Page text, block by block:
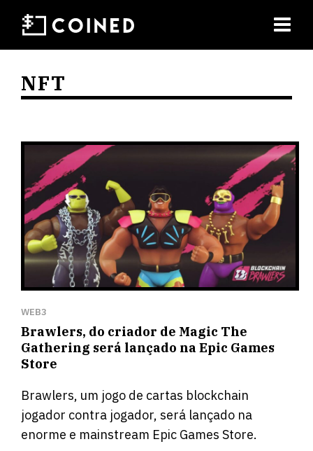
NFT
WEB3
Brawlers, do criador de Magic The
Gathering será lançado na Epic Games
Store
Brawlers, um jogo de cartas blockchain
jogador contra jogador, será lançado na
enorme e mainstream Epic Games Store.